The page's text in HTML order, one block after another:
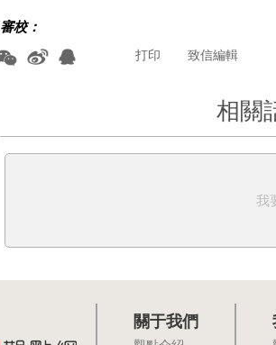
審校：
致信編輯
打印
相關
我
關于我們